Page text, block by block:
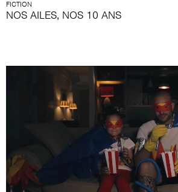
FICTION
NOS AILES, NOS 10 ANS